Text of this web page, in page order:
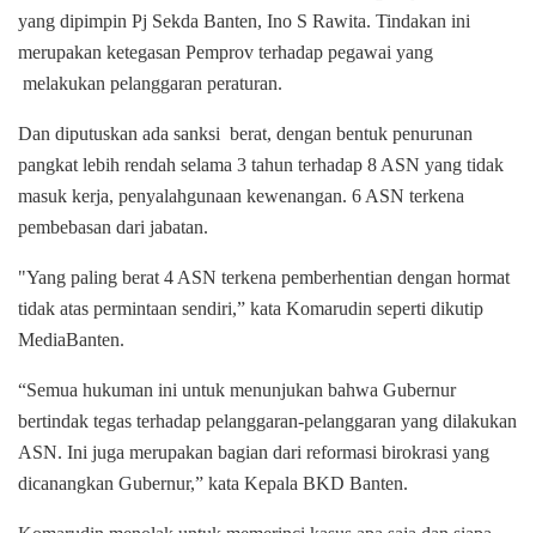
yang dipimpin Pj Sekda Banten, Ino S Rawita. Tindakan ini
merupakan ketegasan Pemprov terhadap pegawai yang
melakukan pelanggaran peraturan.
Dan diputuskan ada sanksi berat, dengan bentuk penurunan
pangkat lebih rendah selama 3 tahun terhadap 8 ASN yang tidak
masuk kerja, penyalahgunaan kewenangan. 6 ASN terkena
pembebasan dari jabatan.
"Yang paling berat 4 ASN terkena pemberhentian dengan hormat
tidak atas permintaan sendiri,” kata Komarudin seperti dikutip
MediaBanten.
“Semua hukuman ini untuk menunjukan bahwa Gubernur
bertindak tegas terhadap pelanggaran-pelanggaran yang dilakukan
ASN. Ini juga merupakan bagian dari reformasi birokrasi yang
dicanangkan Gubernur,” kata Kepala BKD Banten.